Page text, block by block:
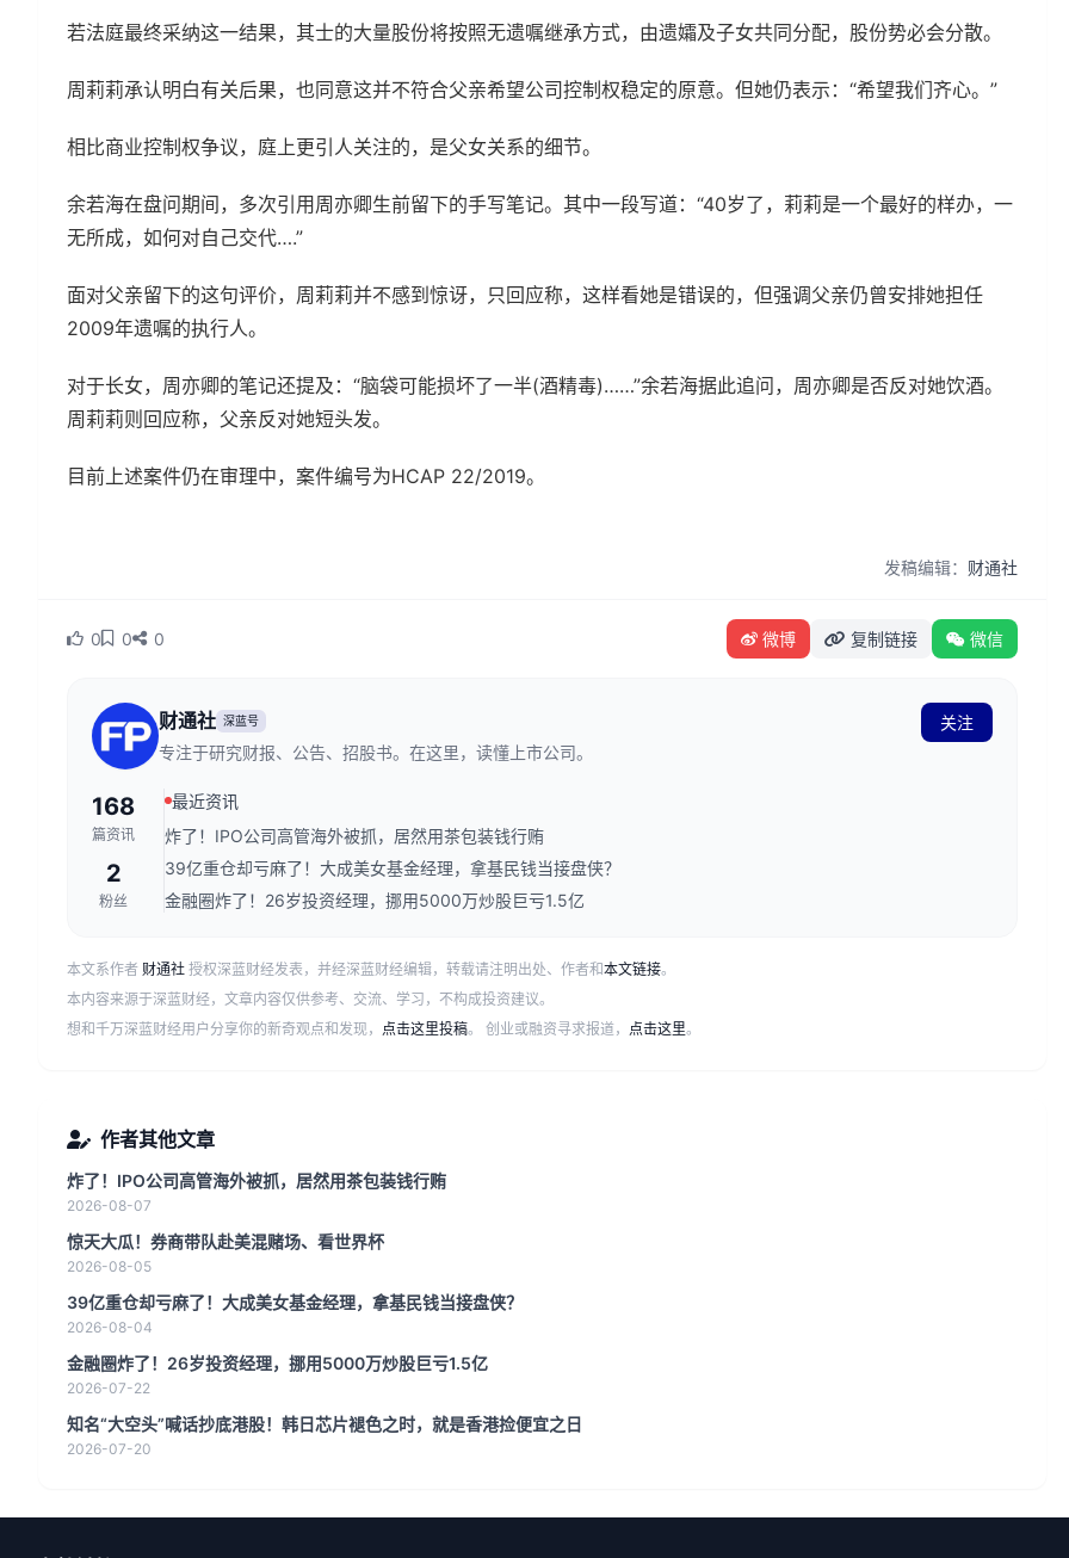
若法庭最终采纳这一结果，其士的大量股份将按照无遗嘱继承方式，由遗孀及子女共同分配，股份势必会分散。
周莉莉承认明白有关后果，也同意这并不符合父亲希望公司控制权稳定的原意。但她仍表示：“希望我们齐心。”
相比商业控制权争议，庭上更引人关注的，是父女关系的细节。
余若海在盘问期间，多次引用周亦卿生前留下的手写笔记。其中一段写道：“40岁了，莉莉是一个最好的样办，一
无所成，如何对自己交代….”
面对父亲留下的这句评价，周莉莉并不感到惊讶，只回应称，这样看她是错误的，但强调父亲仍曾安排她担任
2009年遗嘱的执行人。
对于长女，周亦卿的笔记还提及：“脑袋可能损坏了一半(酒精毒)……”余若海据此追问，周亦卿是否反对她饮酒。
周莉莉则回应称，父亲反对她短头发。
目前上述案件仍在审理中，案件编号为HCAP 22/2019。
发稿编辑： 财通社
0 0 0 微博 复制链接 微信
财通社 深蓝号
专注于研究财报、公告、招股书。在这里，读懂上市公司。
关注
168
篇资讯
2
粉丝
最近资讯
炸了！IPO公司高管海外被抓，居然用茶包装钱行贿
39亿重仓却亏麻了！大成美女基金经理，拿基民钱当接盘侠？
金融圈炸了！26岁投资经理，挪用5000万炒股巨亏1.5亿
本文系作者 财通社 授权深蓝财经发表，并经深蓝财经编辑，转载请注明出处、作者和本文链接。
本内容来源于深蓝财经，文章内容仅供参考、交流、学习，不构成投资建议。
想和千万深蓝财经用户分享你的新奇观点和发现， 点击这里投稿。 创业或融资寻求报道， 点击这里。
作者其他文章
炸了！IPO公司高管海外被抓，居然用茶包装钱行贿
2026-08-07
惊天大瓜！券商带队赴美混赌场、看世界杯
2026-08-05
39亿重仓却亏麻了！大成美女基金经理，拿基民钱当接盘侠？
2026-08-04
金融圈炸了！26岁投资经理，挪用5000万炒股巨亏1.5亿
2026-07-22
知名“大空头”喊话抄底港股！韩日芯片褪色之时，就是香港捡便宜之日
2026-07-20